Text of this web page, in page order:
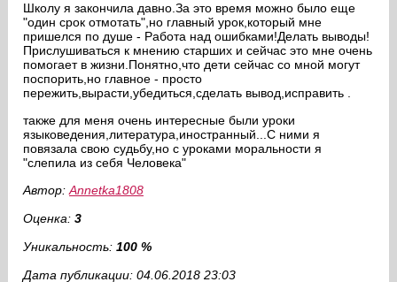
Школу я закончила давно.За это время можно было еще
"один срок отмотать",но главный урок,который мне
пришелся по душе - Работа над ошибками!Делать выводы!
Прислушиваться к мнению старших и сейчас это мне очень
помогает в жизни.Понятно,что дети сейчас со мной могут
поспорить,но главное - просто
пережить,вырасти,убедиться,сделать вывод,исправить .
также для меня очень интересные были уроки
языковедения,литература,иностранный...С ними я
повязала свою судьбу,но с уроками моральности я
"слепила из себя Человека"
Автор: Annetka1808
Оценка: 3
Уникальность: 100 %
Дата публикации: 04.06.2018 23:03